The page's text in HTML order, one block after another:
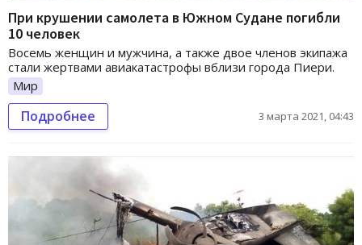
При крушении самолета в Южном Судане погибли
10 человек
Восемь женщин и мужчина, а также двое членов экипажа
стали жертвами авиакатастрофы вблизи города Пиери.
Мир
Подробнее 3 марта 2021, 04:43